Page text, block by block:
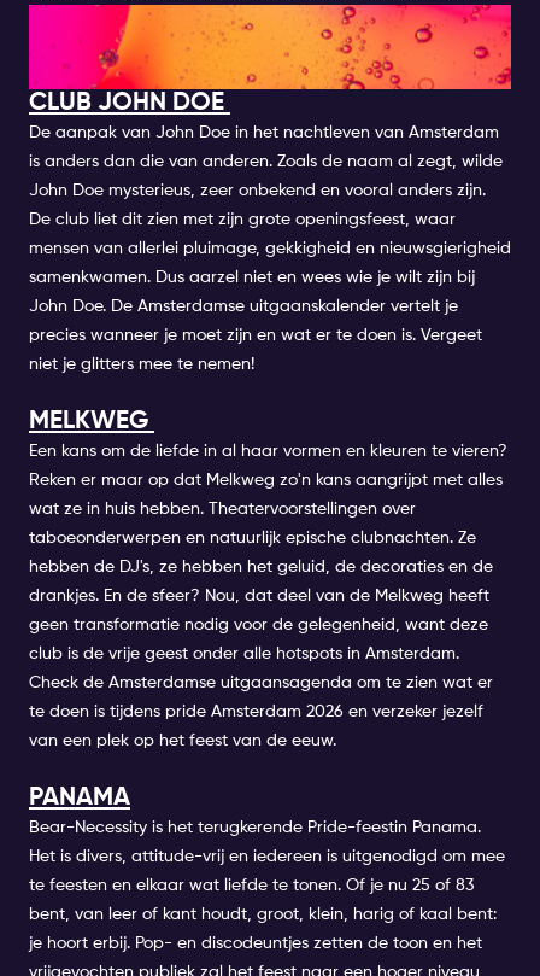
CLUBBING-GAY FEESTEN IN
AMSTERDAM
CLUB JOHN DOE
De aanpak van John Doe in het nachtleven van Amsterdam
is anders dan die van anderen. Zoals de naam al zegt, wilde
John Doe mysterieus, zeer onbekend en vooral anders zijn.
De club liet dit zien met zijn grote openingsfeest, waar
mensen van allerlei pluimage, gekkigheid en nieuwsgierigheid
samenkwamen. Dus aarzel niet en wees wie je wilt zijn bij
John Doe. De Amsterdamse uitgaanskalender vertelt je
precies wanneer je moet zijn en wat er te doen is. Vergeet
niet je glitters mee te nemen!
MELKWEG
Een kans om de liefde in al haar vormen en kleuren te vieren?
Reken er maar op dat Melkweg zo'n kans aangrijpt met alles
wat ze in huis hebben. Theatervoorstellingen over
taboeonderwerpen en natuurlijk epische clubnachten. Ze
hebben de DJ's, ze hebben het geluid, de decoraties en de
drankjes. En de sfeer? Nou, dat deel van de Melkweg heeft
geen transformatie nodig voor de gelegenheid, want deze
club is de vrije geest onder alle hotspots in Amsterdam.
Check de Amsterdamse uitgaansagenda om te zien wat er
te doen is tijdens pride Amsterdam 2026 en verzeker jezelf
van een plek op het feest van de eeuw.
PANAMA
Bear-Necessity is het terugkerende Pride-feestin Panama.
Het is divers, attitude-vrij en iedereen is uitgenodigd om mee
te feesten en elkaar wat liefde te tonen. Of je nu 25 of 83
bent, van leer of kant houdt, groot, klein, harig of kaal bent:
je hoort erbij. Pop- en discodeuntjes zetten de toon en het
vrijgevochten publiek zal het feest naar een hoger niveau